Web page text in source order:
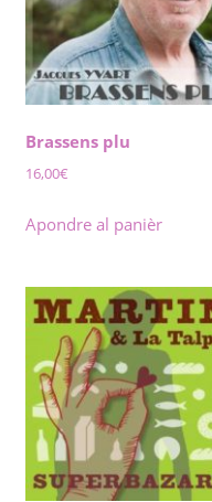
Brassens plu
16,00€
Apondre al panièr